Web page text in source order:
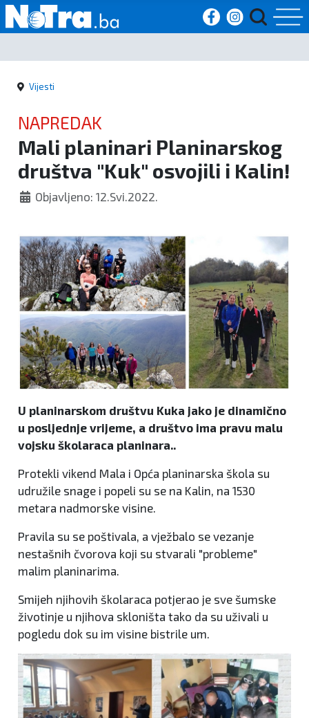
Početna
Vijesti
Sport
Kultura
Crna
kronika
Politika
Zanimljivosti
Vijesti
NAPREDAK
Mali planinari Planinarskog
društva "Kuk" osvojili i Kalin!
Objavljeno: 12.Svi.2022.
U planinarskom društvu Kuka jako je dinamično
u posljednje vrijeme, a društvo ima pravu malu
vojsku školaraca planinara..
Protekli vikend Mala i Opća planinarska škola su
udružile snage i popeli su se na Kalin, na 1530
metara nadmorske visine.
Pravila su se poštivala, a vježbalo se vezanje
nestašnih čvorova koji su stvarali "probleme"
malim planinarima.
Smijeh njihovih školaraca potjerao je sve šumske
životinje u njihova skloništa tako da su uživali u
pogledu dok su im visine bistrile um.